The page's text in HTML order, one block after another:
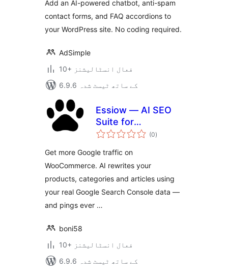
Add an AI-powered chatbot, anti-spam
contact forms, and FAQ accordions to
your WordPress site. No coding required.
AdSimple
10+ فعال انسٹالیشنز
6.9.6 کے ساتھ ٹیسٹ شدہ
Essiow — AI SEO
Suite for
WooCommerce
(0مجموعی
درجہ
)
Get more Google traffic on
WooCommerce. AI rewrites your
products, categories and articles using
your real Google Search Console data —
and pings ever …
boni58
10+ فعال انسٹالیشنز
6.9.6 کے ساتھ ٹیسٹ شدہ